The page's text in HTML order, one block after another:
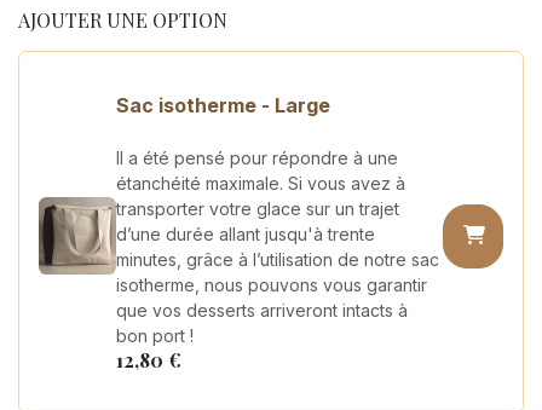
AJOUTER UNE OPTION
Sac isotherme - Large
Il a été pensé pour répondre à une
étanchéité maximale. Si vous avez à
transporter votre glace sur un trajet
d’une durée allant jusqu'à trente
minutes, grâce à l’utilisation de notre sac
isotherme, nous pouvons vous garantir
que vos desserts arriveront intacts à
bon port !
12,80 €